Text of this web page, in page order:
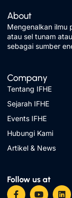
About
Mengenalkan ilmu
atau sel tunam
sebagai sumber
Company
Tentang IFHE
Sejarah IFHE
Events IFHE
Hubungi Kami
Artikel & News
Follow us at